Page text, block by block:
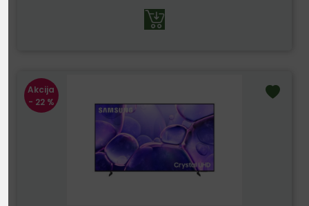
Akcija
- 22 %